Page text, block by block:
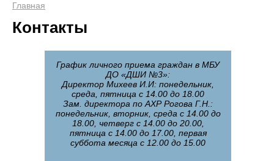
Главная
Контакты
График личного приема граждан в МБУ
ДО «ДШИ №3»:
Директор Михеев И.И: понедельник,
среда, пятница с 14.00 до 18.00
Зам. директора по АХР Рогова Г.Н.:
понедельник, вторник, среда с 14.00 до
18.00, четверг с 14.00 до 20.00,
пятница с 14.00 до 17.00, первая
суббота месяца с 12.00 до 15.00